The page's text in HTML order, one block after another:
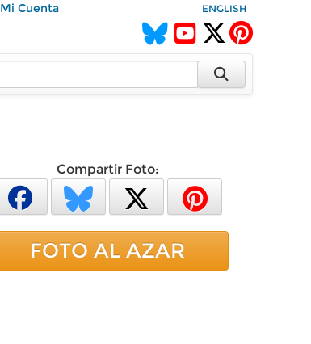
Mi Cuenta ENGLISH
Compartir Foto:
FOTO AL AZAR